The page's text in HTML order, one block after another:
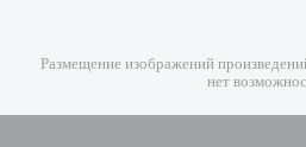
Размещение изображений
нет